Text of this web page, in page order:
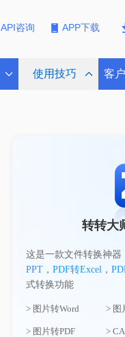
API咨询 APP下载
使用技巧 客
转转大
这是一款文件转换神器
PPT， PDF转Excel，
式转换功能
> 图片转Word > 图
> 图片转PDF >